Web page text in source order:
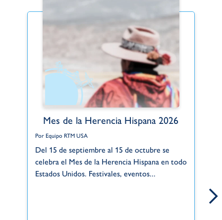
Mes de la Herencia Hispana 2026
Por Equipo RTM USA
Del 15 de septiembre al 15 de octubre se
celebra el Mes de la Herencia Hispana en todo
Estados Unidos. Festivales, eventos...